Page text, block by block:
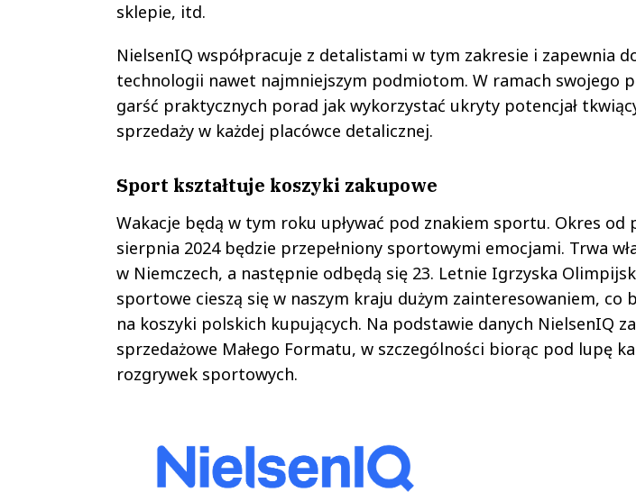
sklepie, itd.
NielsenIQ współpracuje z detalistami w tym zakresie i zapewnia
technologii nawet najmniejszym podmiotom. W ramach swojego
garść praktycznych porad jak wykorzystać ukryty potencjał
sprzedaży w każdej placówce detalicznej.
Sport kształtuje koszyki zakupowe
Wakacje będą w tym roku upływać pod znakiem sportu. Okres od
sierpnia 2024 będzie przepełniony sportowymi emocjami. Trwa
w Niemczech, a następnie odbędą się 23. Letnie Igrzyska
sportowe cieszą się w naszym kraju dużym zainteresowaniem, co
na koszyki polskich kupujących. Na podstawie danych NielsenIQ
sprzedażowe Małego Formatu, w szczególności biorąc pod lupę
rozgrywek sportowych.